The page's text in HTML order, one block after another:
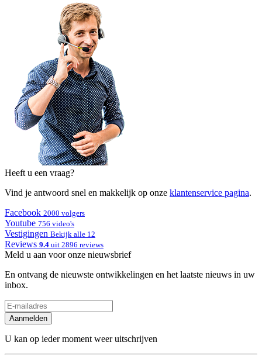
Heeft u een vraag?
Vind je antwoord snel en makkelijk op onze klantenservice pagina.
Facebook 2000 volgers
Youtube 756 video's
Vestigingen Bekijk alle 12
Reviews 9.4 uit 2896 reviews
Meld u aan voor onze nieuwsbrief
En ontvang de nieuwste ontwikkelingen en het laatste nieuws in uw
inbox.
Aanmelden
U kan op ieder moment weer uitschrijven